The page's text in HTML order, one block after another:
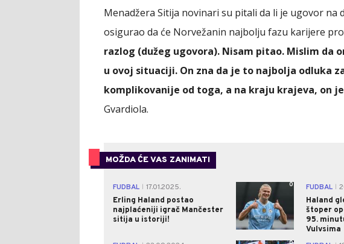
Menadžera Sitija novinari su pitali da li je ugovor na
osigurao da će Norvežanin najbolju fazu karijere
razlog (dužeg ugovora). Nisam pitao. Mislim da
u ovoj situaciji. On zna da je to najbolja odluka
komplikovanije od toga, a na kraju krajeva, on
Gvardiola.
MOŽDA ĆE VAS ZANIMATI
FUDBAL
17.01.2025.
Erling Haland postao
najplaćeniji igrač Mančester
sitija u istoriji!
0 FUDBAL
Haland
štoper
95.
Vulvsima